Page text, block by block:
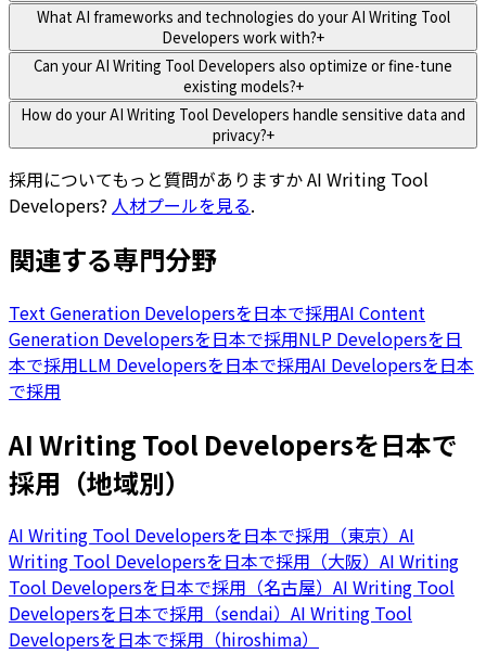
What AI frameworks and technologies do your AI Writing Tool
Developers work with?+
Can your AI Writing Tool Developers also optimize or fine-tune
existing models?+
How do your AI Writing Tool Developers handle sensitive data and
privacy?+
採用についてもっと質問がありますかAI Writing Tool
Developers? 人材プールを見る.
関連する専門分野
Text Generation Developersを日本で採用AI Content
Generation Developersを日本で採用NLP Developersを日
本で採用LLM Developersを日本で採用AI Developersを日本
で採用
AI Writing Tool Developersを日本で
採用（地域別）
AI Writing Tool Developersを日本で採用（東京） AI
Writing Tool Developersを日本で採用（大阪） AI Writing
Tool Developersを日本で採用（名古屋） AI Writing Tool
Developersを日本で採用（sendai） AI Writing Tool
Developersを日本で採用（hiroshima）